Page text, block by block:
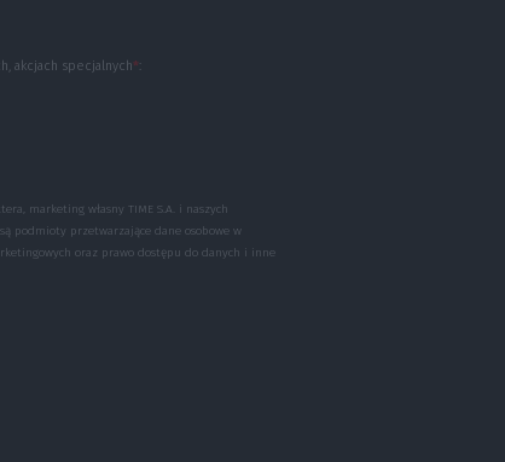
akcjach specjalnych*:
marketing własny TIME S.A. i naszych
podmioty przetwarzające dane osobowe w
oraz prawo dostępu do danych i inne